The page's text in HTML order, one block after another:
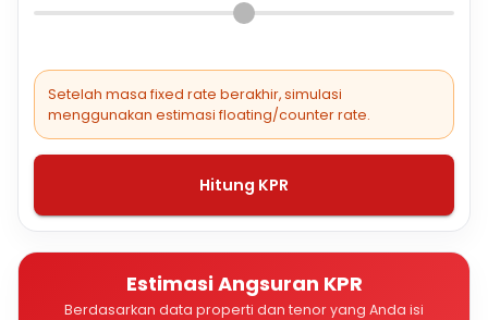
Setelah masa fixed rate berakhir, simulasi
menggunakan estimasi floating/counter rate.
Hitung KPR
Estimasi Angsuran KPR
Berdasarkan data properti dan tenor yang Anda isi